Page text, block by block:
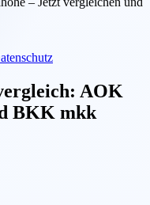
AOK
BKK mkk